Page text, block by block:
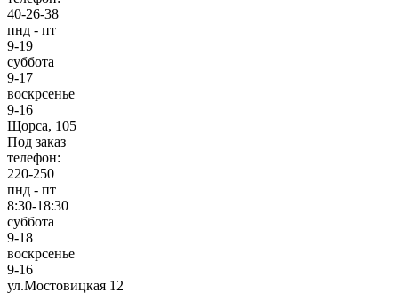
40-26-38
пнд - пт
9-19
суббота
9-17
воскрсенье
9-16
Щорса, 105
Под заказ
телефон:
220-250
пнд - пт
8:30-18:30
суббота
9-18
воскрсенье
9-16
ул.Мостовицкая 12